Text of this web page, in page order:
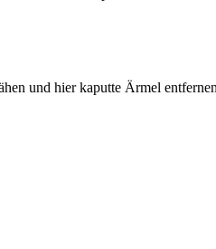
und hier kaputte Ärmel